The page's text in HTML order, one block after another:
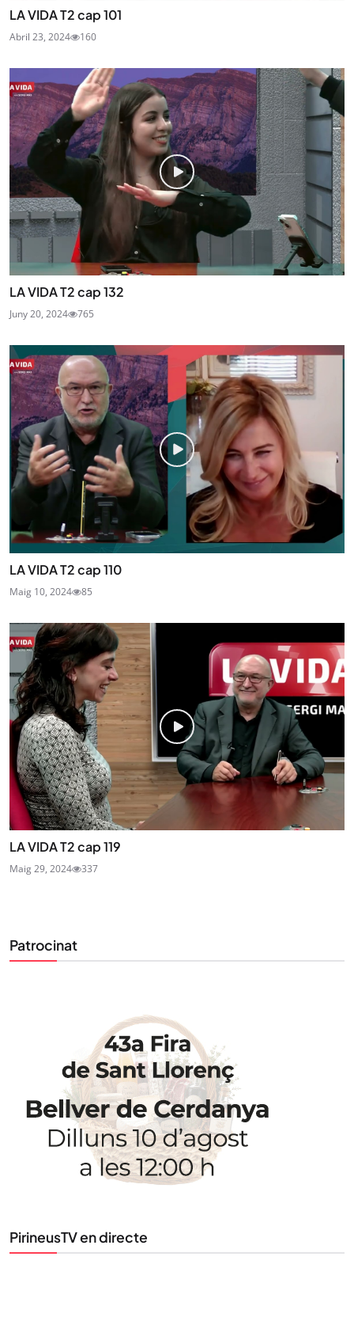
LA VIDA T2 cap 101
Abril 23, 2024 160
LA VIDA T2 cap 132
Juny 20, 2024 765
LA VIDA T2 cap 110
Maig 10, 2024 85
LA VIDA T2 cap 119
Maig 29, 2024 337
Patrocinat
PirineusTV en directe